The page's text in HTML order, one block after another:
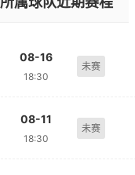
08-16
18:30
未赛
08-11
18:30
未赛